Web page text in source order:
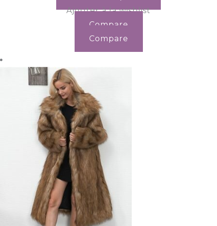
Ajouter à la wishlist
Compare
Compare